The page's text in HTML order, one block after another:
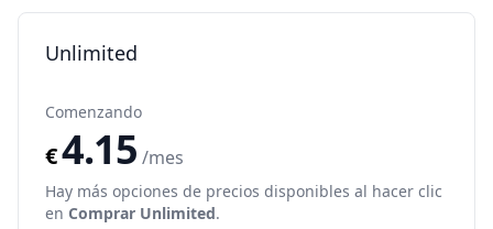
Unlimited
Comenzando
€4.15 /mes
Hay más opciones de precios disponibles al hacer clic
en Comprar Unlimited.